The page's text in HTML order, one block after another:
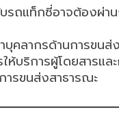
รถแท็กซี่อาจต้องผ่าน
คลากรด้านการขนส่
ห้บริการผู้โดยสารแล
ารขนส่งสาธารณะ